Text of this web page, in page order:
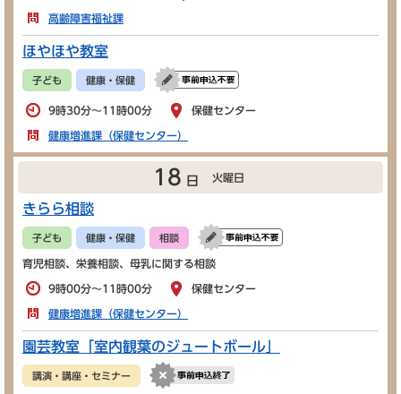
高齢障害福祉課
ほやほや教室
子ども 健康・保健
9時30分～11時00分 保健センター
健康増進課（保健センター）
18 日 火曜日
きらら相談
子ども 健康・保健 相談
育児相談、栄養相談、母乳に関する相談
9時00分～11時00分 保健センター
健康増進課（保健センター）
園芸教室「室内観葉のジュートボール」
講演・講座・セミナー